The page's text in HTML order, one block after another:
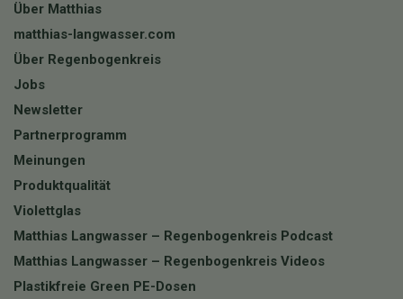
Über Matthias
matthias-langwasser.com
Über Regenbogenkreis
Jobs
Newsletter
Partnerprogramm
Meinungen
Produktqualität
Violettglas
Matthias Langwasser – Regenbogenkreis Podcast
Matthias Langwasser – Regenbogenkreis Videos
Plastikfreie Green PE-Dosen